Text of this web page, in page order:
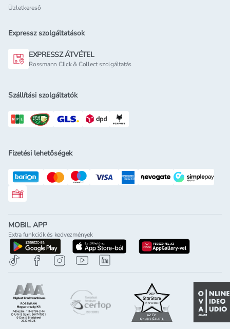
Üzletkereső
Expressz szolgáltatások
EXPRESSZ ÁTVÉTEL
Rossmann Click & Collect szolgáltatás
Szállítási szolgáltatók
Fizetési lehetőségek
Rossmann ajándékkártya
MOBIL APP
Extra funkciók és kedvezmények
letöltés a google-play-rölletöltés az app-store-ból
letöltés